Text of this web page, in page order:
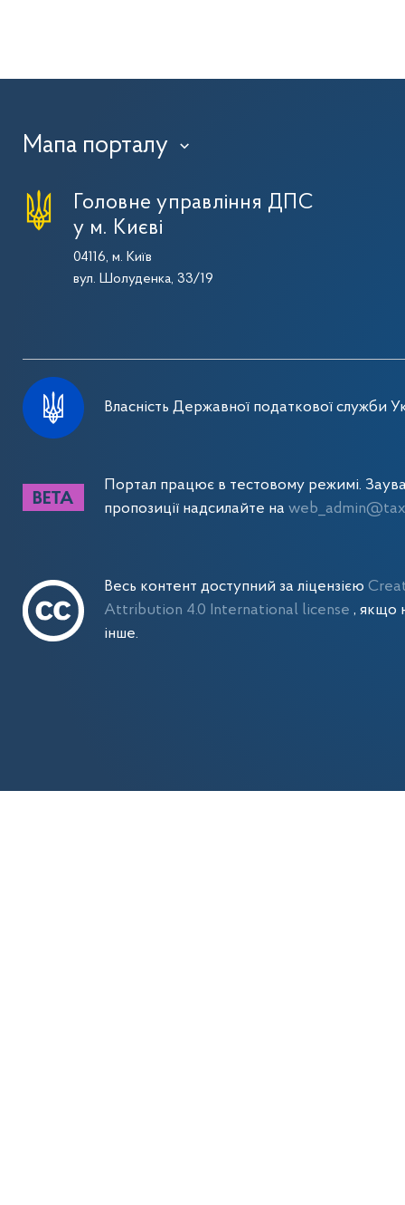
Мапа порталу ›
Головне управління ДПС
у м. Києві
04116, м. Київ
вул. Шолуденка, 33/19
Власність Державної податкової служби
Портал працює в тестовому режимі.
пропозиції надсилайте на
Весь контент доступний за ліцензією
Attribution 4.0 International license , якщо
інше.